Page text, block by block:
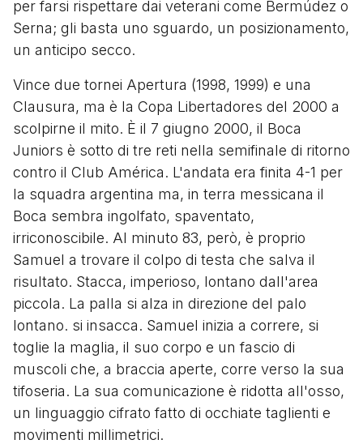
per farsi rispettare dai veterani come Bermúdez o
Serna; gli basta uno sguardo, un posizionamento,
un anticipo secco.
Vince due tornei Apertura (1998, 1999) e una
Clausura, ma è la Copa Libertadores del 2000 a
scolpirne il mito. È il 7 giugno 2000, il Boca
Juniors è sotto di tre reti nella semifinale di ritorno
contro il Club América. L'andata era finita 4-1 per
la squadra argentina ma, in terra messicana il
Boca sembra ingolfato, spaventato,
irriconoscibile. Al minuto 83, però, è proprio
Samuel a trovare il colpo di testa che salva il
risultato. Stacca, imperioso, lontano dall'area
piccola. La palla si alza in direzione del palo
lontano. si insacca. Samuel inizia a correre, si
toglie la maglia, il suo corpo e un fascio di
muscoli che, a braccia aperte, corre verso la sua
tifoseria. La sua comunicazione è ridotta all'osso,
un linguaggio cifrato fatto di occhiate taglienti e
movimenti millimetrici.